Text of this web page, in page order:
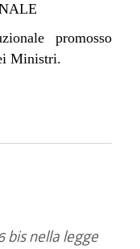
promosso
Ministri.
bis nella legge